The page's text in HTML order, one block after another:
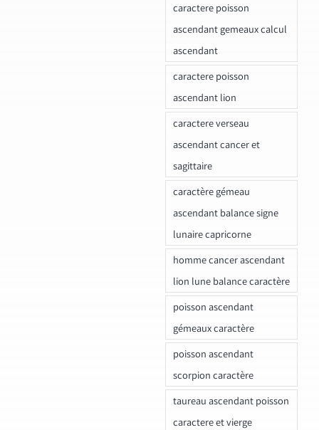
caractere poisson
ascendant gemeaux calcul
ascendant
caractere poisson
ascendant lion
caractere verseau
ascendant cancer et
sagittaire
caractère gémeau
ascendant balance signe
lunaire capricorne
homme cancer ascendant
lion lune balance caractère
poisson ascendant
gémeaux caractère
poisson ascendant
scorpion caractère
taureau ascendant poisson
caractere et vierge